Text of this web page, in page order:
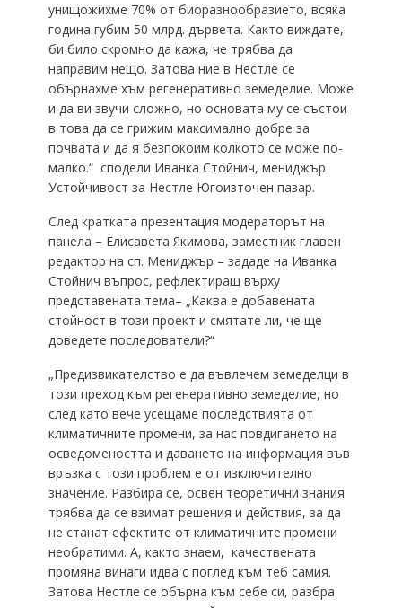
унищожихме 70% от биоразнообразието, всяка
година губим 50 млрд. дървета. Както виждате,
би било скромно да кажа, че трябва да
направим нещо. Затова ние в Нестле се
обърнахме хъм регенеративно земеделие. Може
и да ви звучи сложно, но основата му се състои
в това да се грижим максимално добре за
почвата и да я безпокоим колкото се може по-
малко.“ сподели Иванка Стойнич, мениджър
Устойчивост за Нестле Югоизточен пазар.
След кратката презентация модераторът на
панела – Елисавета Якимова, заместник главен
редактор на сп. Мениджър – зададе на Иванка
Стойнич въпрос, рефлектиращ върху
представената тема– „Каква е добавената
стойност в този проект и смятате ли, че ще
доведете последователи?“
„Предизвикателство е да въвлечем земеделци в
този преход към регенеративно земеделие, но
след като вече усещаме последствията от
климатичните промени, за нас повдигането на
осведомеността и даването на информация във
връзка с този проблем е от изключително
значение. Разбира се, освен теоретични знания
трябва да се взимат решения и действия, за да
не станат ефектите от климатичните промени
необратими. А, както знаем, качествената
промяна винаги идва с поглед към теб самия.
Затова Нестле се обърна към себе си, разбра